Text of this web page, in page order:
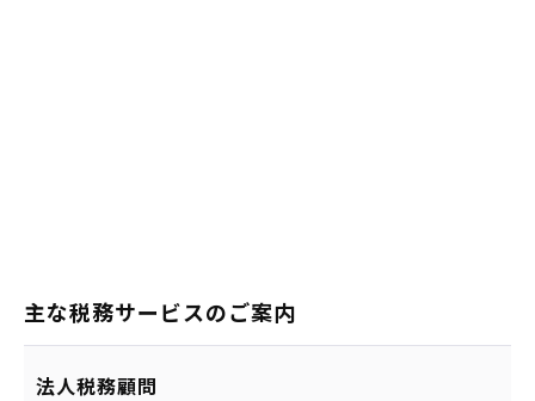
主な税務サービスのご案内
法人税務顧問